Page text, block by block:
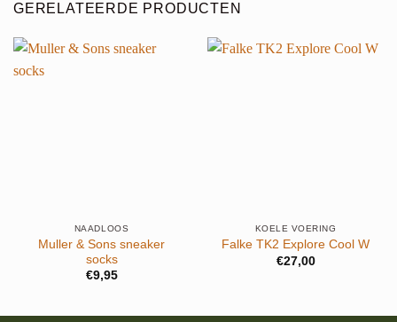
GERELATEERDE PRODUCTEN
NAADLOOS
Muller & Sons sneaker
socks
€9,95
KOELE VOERING
Falke TK2 Explore Cool W
€27,00